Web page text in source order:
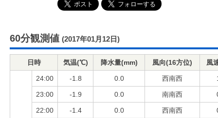
60分観測値 (2017年01月12日)
日時 気温(℃) 降水量(mm) 風向(16方位) 風
24:00 -1.8 0.0 西南西
23:00 -1.9 0.0 南南西
22:00 -1.4 0.0 西南西